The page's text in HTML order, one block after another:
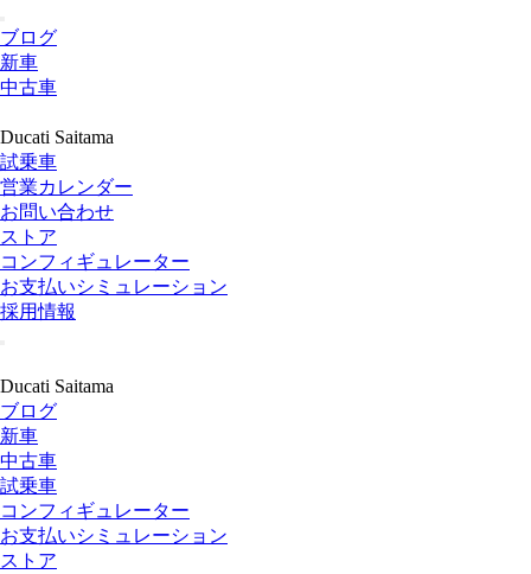
ブログ
新車
中古車
Ducati Saitama
試乗車
営業カレンダー
お問い合わせ
ストア
コンフィギュレーター
お支払いシミュレーション
採用情報
Ducati Saitama
ブログ
新車
中古車
試乗車
コンフィギュレーター
お支払いシミュレーション
ストア